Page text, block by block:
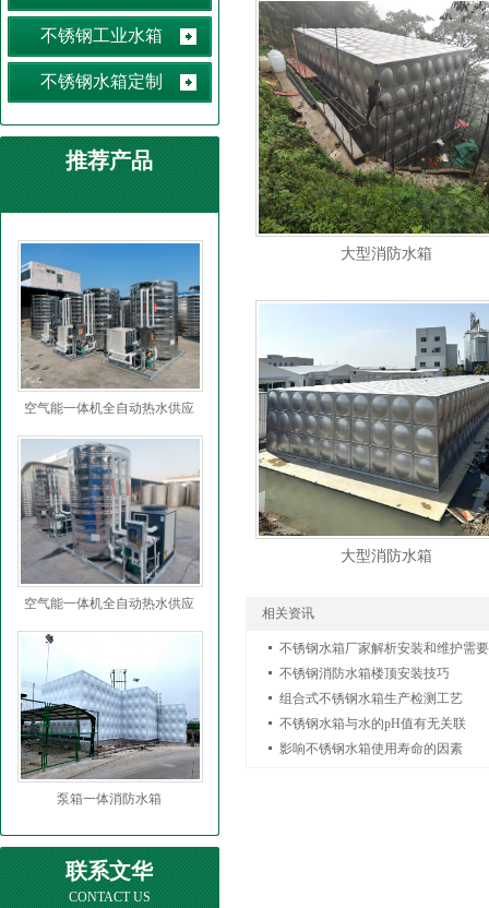
不锈钢工业水箱
不锈钢水箱定制
推荐产品
空气能一体机全自动热水供应
空气能一体机全自动热水供应
泵箱一体消防水箱
联系文华
CONTACT US
大型消防水箱
大型消防水箱
相关资讯
不锈钢水箱厂家解析安装和维护需
不锈钢消防水箱楼顶安装技巧
组合式不锈钢水箱生产检测工艺
不锈钢水箱与水的pH值有无关联
影响不锈钢水箱使用寿命的因素